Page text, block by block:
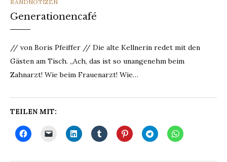
RANDNOTIZEN
Generationencafé
// von Boris Pfeiffer // Die alte Kellnerin redet mit den
Gästen am Tisch. „Ach, das ist so unangenehm beim
Zahnarzt! Wie beim Frauenarzt! Wie…
TEILEN MIT: